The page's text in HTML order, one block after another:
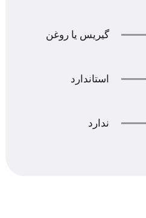
گیریس یا روغن
استاندارد
ندارد